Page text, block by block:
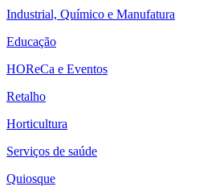
Industrial, Químico e Manufatura
Educação
HOReCa e Eventos
Retalho
Horticultura
Serviços de saúde
Quiosque